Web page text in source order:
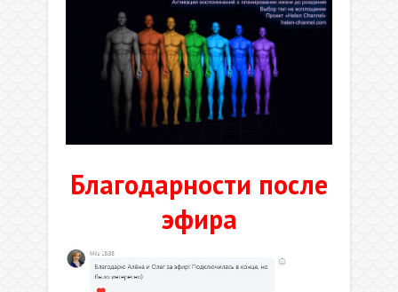
Благодарности после
эфира